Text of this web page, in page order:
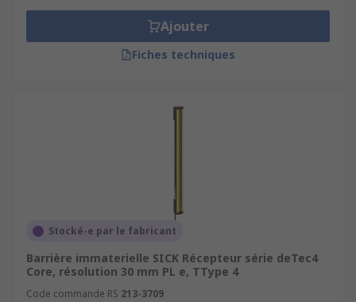
Ajouter
Fiches techniques
Stocké-e par le fabricant
Barrière immaterielle SICK Récepteur série deTec4
Core, résolution 30 mm PL e, TType 4
Code commande RS 213-3709